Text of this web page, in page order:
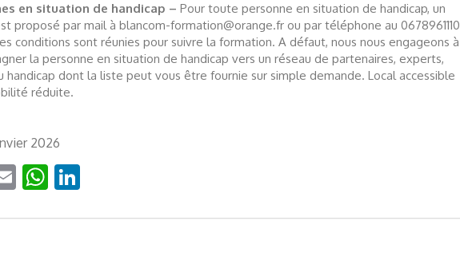
en situation de handicap – Pour toute personne en situation de handicap, un
proposé par mail à blancom-formation@orange.fr ou par téléphone au 0678961110
conditions sont réunies pour suivre la formation. A défaut, nous nous engageons à
la personne en situation de handicap vers un réseau de partenaires, experts,
handicap dont la liste peut vous être fournie sur simple demande. Local accessible
réduite.
2026
EmailWhatsApp